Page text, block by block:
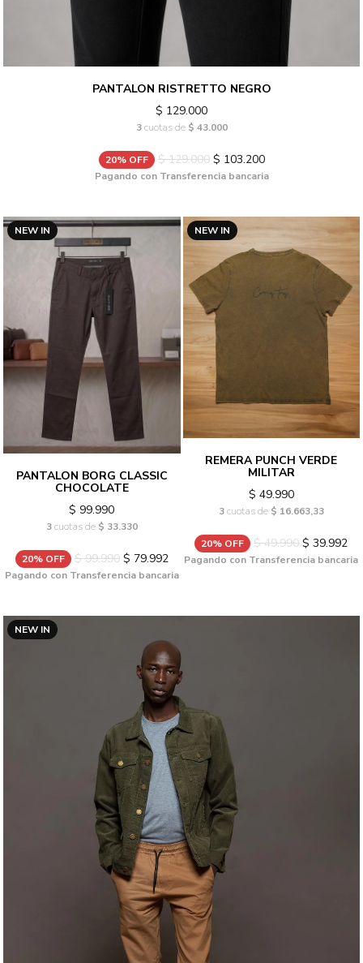
PANTALON RISTRETTO NEGRO
$ 129.000
3cuotas de $ 43.000
20% OFF $ 129.000$ 103.200
Pagando con Transferencia bancaria
NEW IN
PANTALON BORG CLASSIC
CHOCOLATE
$ 99.990
3cuotas de $ 33.330
20% OFF $ 99.990$ 79.992
Pagando con Transferencia bancaria
NEW IN
REMERA PUNCH VERDE
MILITAR
$ 49.990
3cuotas de $ 16.663,33
20% OFF $ 49.990 $ 39.992
Pagando con Transferencia bancaria
NEW IN